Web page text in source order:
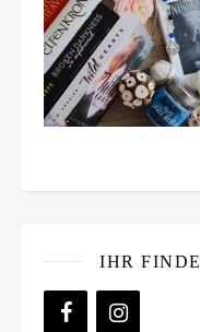
IHR